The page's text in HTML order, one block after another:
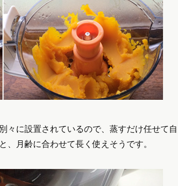
々に設置されているので、蒸すだけ任せて自
月齢に合わせて長く使えそうです。